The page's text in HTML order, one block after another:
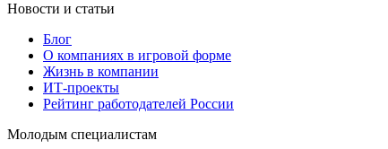
Новости и статьи
Блог
О компаниях в игровой форме
Жизнь в компании
ИТ-проекты
Рейтинг работодателей России
Молодым специалистам